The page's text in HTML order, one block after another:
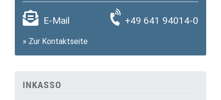
E-Mail +49 641 94014-0
» Zur Kontaktseite
INKASSO